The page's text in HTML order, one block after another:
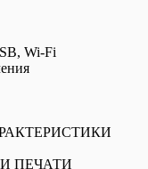
Wi-Fi
ПЕЧАТИ